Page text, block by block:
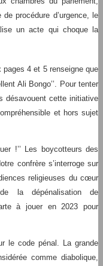
procédure d’urgence, le
un acte qui choque la
4 et 5 renseigne que
Ali Bongo’’. Pour tenter
désavouent cette initiative
et hors sujet
!’’ Les boycotteurs des
confrère s’interroge sur
religieuses du cœur
la dépénalisation de
à jouer en 2023 pour
le code pénal. La grande
comme diabolique,